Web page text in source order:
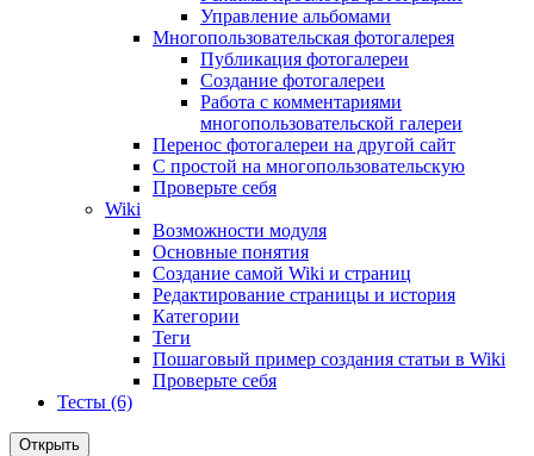
Управление альбомами
Многопользовательская фотогалерея
Публикация фотогалереи
Создание фотогалереи
Работа с комментариями
многопользовательской галереи
Перенос фотогалереи на другой сайт
С простой на многопользовательскую
Проверьте себя
Wiki
Возможности модуля
Основные понятия
Создание самой Wiki и страниц
Редактирование страницы и история
Категории
Теги
Пошаговый пример создания статьи в Wiki
Проверьте себя
Тесты (6)
Открыть